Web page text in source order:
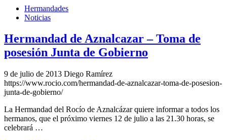
Hermandades
Noticias
Hermandad de Aznalcazar – Toma de
posesión Junta de Gobierno
9 de julio de 2013 Diego Ramírez
https://www.rocio.com/hermandad-de-aznalcazar-toma-de-posesion-
junta-de-gobierno/
La Hermandad del Rocío de Aznalcázar quiere informar a todos los
hermanos, que el próximo viernes 12 de julio a las 21.30 horas, se
celebrará …